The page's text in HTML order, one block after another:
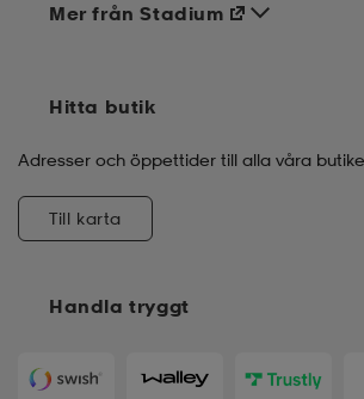
Handla tryggt
Mer från Stadium
Hitta butik
Adresser och öppettider till alla våra
Till karta